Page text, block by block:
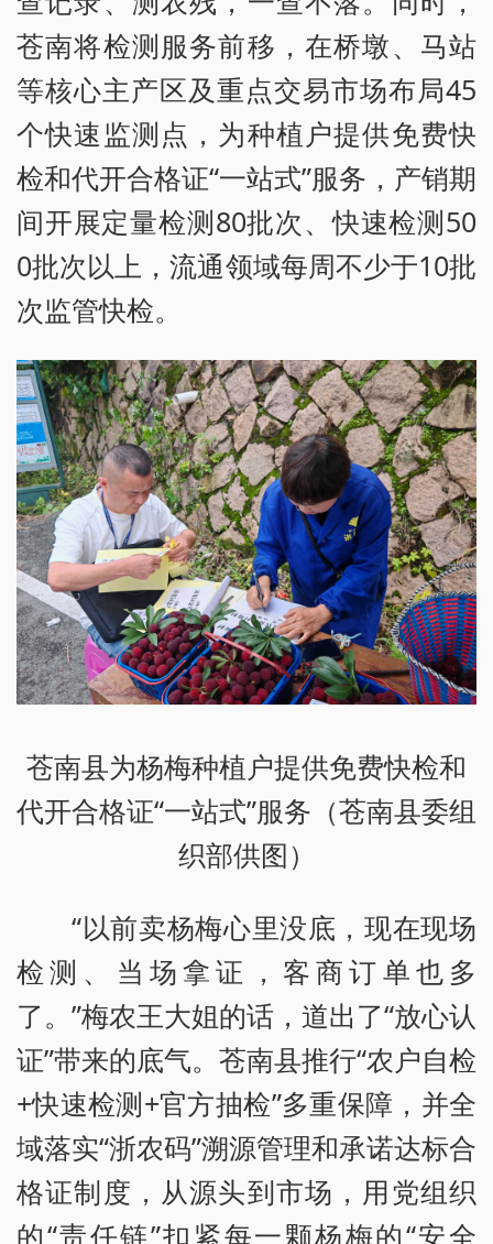
苍南将检测服务前移，在桥墩、马站
等核心主产区及重点交易市场布局45
个快速监测点，为种植户提供免费快
检和代开合格证“一站式”服务，产销期
间开展定量检测80批次、快速检测50
0批次以上，流通领域每周不少于10批
次监管快检。
苍南县为杨梅种植户提供免费快检和
代开合格证“一站式”服务（苍南县委组
织部供图）
“以前卖杨梅心里没底，现在现场
检测、当场拿证，客商订单也多
了。”梅农王大姐的话，道出了“放心认
证”带来的底气。苍南县推行“农户自检
+快速检测+官方抽检”多重保障，并全
域落实“浙农码”溯源管理和承诺达标合
格证制度，从源头到市场，用党组织
的“责任链”扣紧每一颗杨梅的“安全